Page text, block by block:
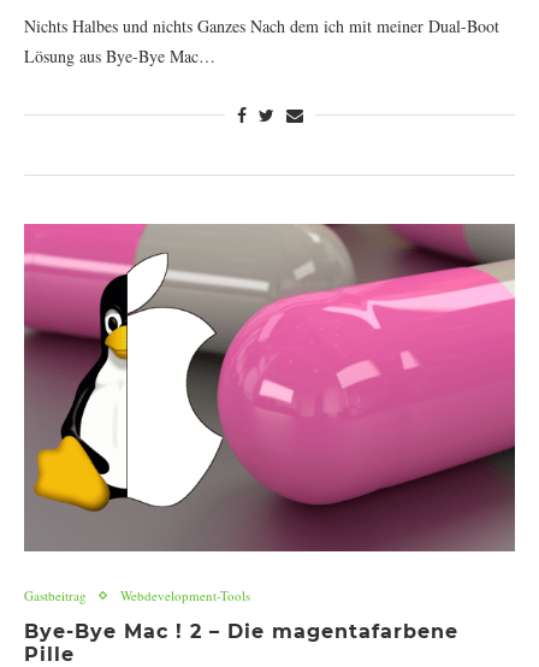
Nichts Halbes und nichts Ganzes Nach dem ich mit meiner Dual-Boot
Lösung aus Bye-Bye Mac…
Gastbeitrag Webdevelopment-Tools
Bye-Bye Mac ! 2 – Die magentafarbene
Pille